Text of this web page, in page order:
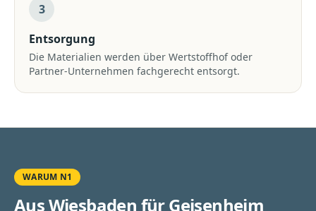
3
Entsorgung
Die Materialien werden über Wertstoffhof oder
Partner-Unternehmen fachgerecht entsorgt.
WARUM N1
Aus Wiesbaden fürGeisenheim